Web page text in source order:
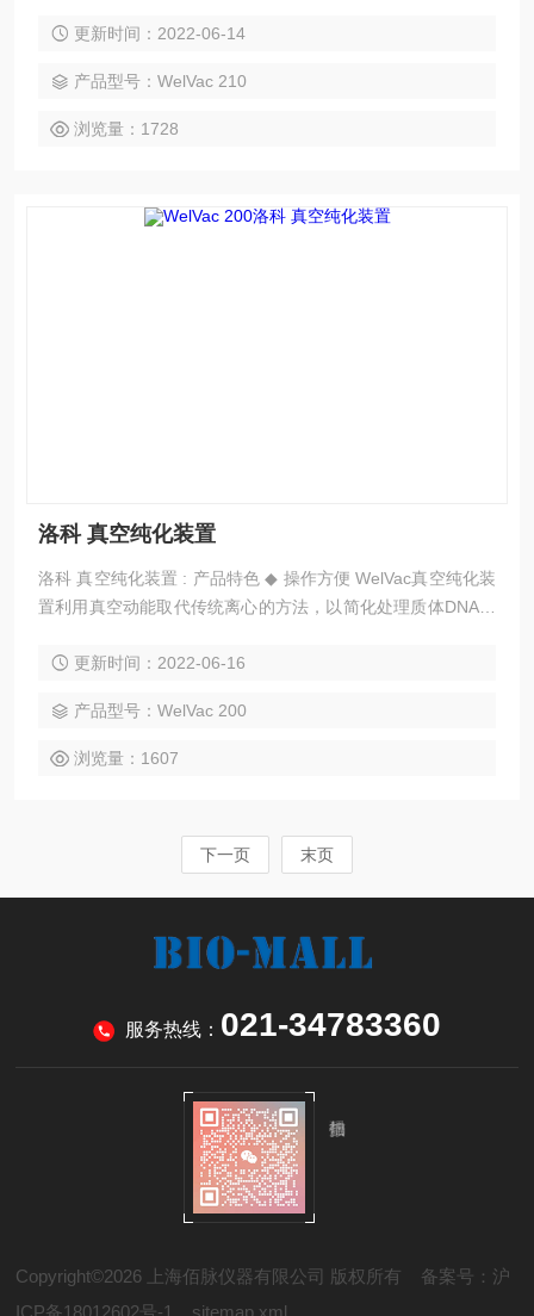
更新时间：2022-06-14
产品型号：WelVac 210
浏览量：1728
洛科 真空纯化装置
洛科 真空纯化装置 : 产品特色 ◆ 操作方便 WelVac真空纯化装
置利用真空动能取代传统离心的方法，以简化处理质体DNA、
酵素反应等实验的纯化装置。 ◆ 节省时间 WelVac真空纯化装
制的腔体搭配离心管放置板，可大幅缩短分注溶液、上机离心
与置换废液等的繁琐流程。 ◆ 一机多用
更新时间：2022-06-16
产品型号：WelVac 200
浏览量：1607
下一页 末页
服务热线： 021-34783360
Copyright©2026 上海佰脉仪器有限公司 版权所有 备案号：沪
ICP备18012602号-1
sitemap.xml